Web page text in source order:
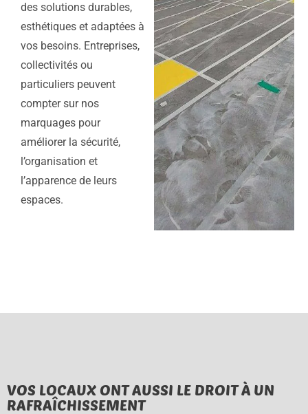
des solutions durables,
esthétiques et adaptées à
vos besoins. Entreprises,
collectivités ou
particuliers peuvent
compter sur nos
marquages pour
améliorer la sécurité,
l’organisation et
l’apparence de leurs
espaces.
VOS LOCAUX ONT AUSSI LE DROIT À UN
RAFRAÎCHISSEMENT